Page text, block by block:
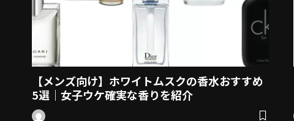
【メンズ向け】ホワイトムスクの香水おすすめ
5選｜女子ウケ確実な香りを紹介